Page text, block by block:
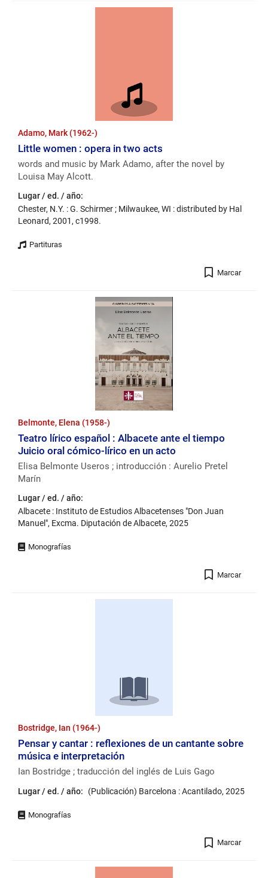
Adamo, Mark (1962-)
Little women : opera in two acts
words and music by Mark Adamo, after the novel by
Louisa May Alcott.
Lugar / ed. / año:
Chester, N.Y. : G. Schirmer ; Milwaukee, WI : distributed by Hal
Leonard, 2001, c1998.
Marcar
Belmonte, Elena (1958-)
Teatro lírico español : Albacete ante el tiempo
Juicio oral cómico-lírico en un acto
Elisa Belmonte Useros ; introducción : Aurelio Pretel
Marín
Lugar / ed. / año:
Albacete : Instituto de Estudios Albacetenses "Don Juan
Manuel", Excma. Diputación de Albacete, 2025
Marcar
Bostridge, Ian (1964-)
Pensar y cantar : reflexiones de un cantante sobre
música e interpretación
Ian Bostridge ; traducción del inglés de Luis Gago
Lugar / ed. / año: (Publicación) Barcelona : Acantilado, 2025
Marcar